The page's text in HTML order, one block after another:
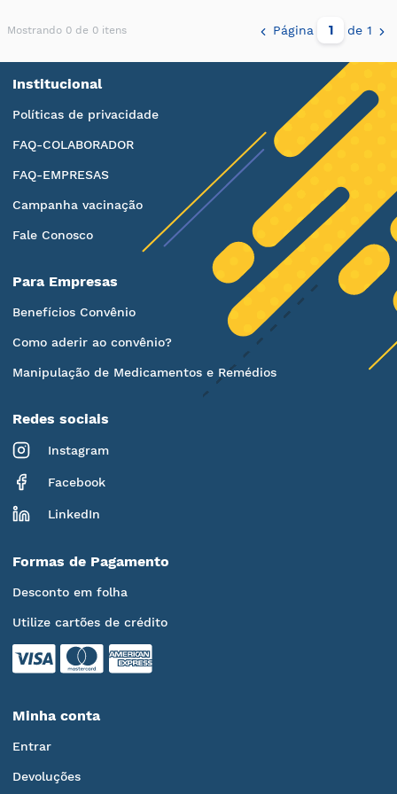
Mostrando 0 de 0 itens Página de 1
Institucional
Políticas de privacidade
FAQ-COLABORADOR
FAQ-EMPRESAS
Campanha vacinação
Fale Conosco
Para Empresas
Benefícios Convênio
Como aderir ao convênio?
Manipulação de Medicamentos e Remédios
Redes sociais
Instagram
Facebook
LinkedIn
Formas de Pagamento
Desconto em folha
Utilize cartões de crédito
Minha conta
Entrar
Devoluções